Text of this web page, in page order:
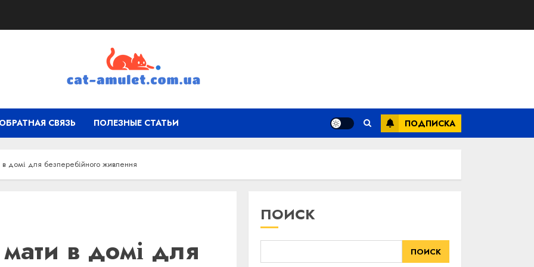
ОБРАТНАЯ СВЯЗЬ ПОЛЕЗНЫЕ СТАТЬИ ПОДПИСКА
в домі для безперебійного живлення
в домі для
ПОИСК
ПОИСК